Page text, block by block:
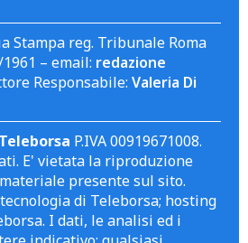
Stampa reg. Tribunale Roma
– email: redazione
Responsabile: Valeria Di
P.IVA 00919671008.
E' vietata la riproduzione
presente sul sito.
di Teleborsa; hosting
I dati, le analisi ed i